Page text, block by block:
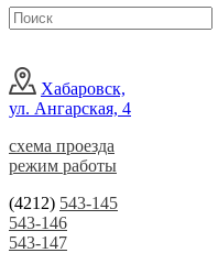
Хабаровск,
ул. Ангарская, 4
схема проезда
режим работы
(4212) 543-145
543-146
543-147